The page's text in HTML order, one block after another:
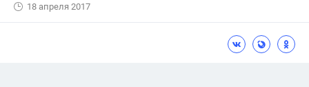
18 апреля 2017